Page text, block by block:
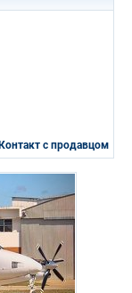
с продавцом